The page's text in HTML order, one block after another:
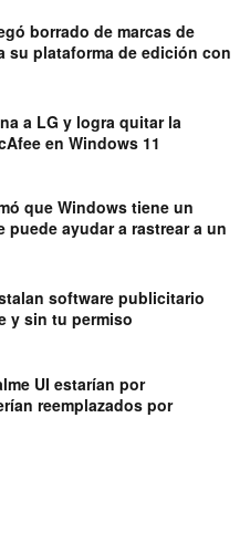
borrado de marcas de
su plataforma de edición con
a LG y logra quitar la
en Windows 11
que Windows tiene un
puede ayudar a rastrear a un
software publicitario
y sin tu permiso
UI estarían por
reemplazados por